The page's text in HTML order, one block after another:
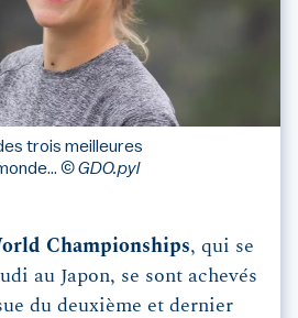
trois meilleures
© GDO.pyl
Championships, qui se
au Japon, se sont achevés
du deuxième et dernier